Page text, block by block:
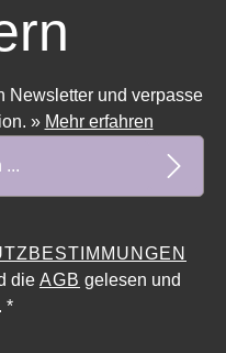
5 Sternen
Newsletter und verpasse
» Mehr erfahren
die AGB gelesen und
*